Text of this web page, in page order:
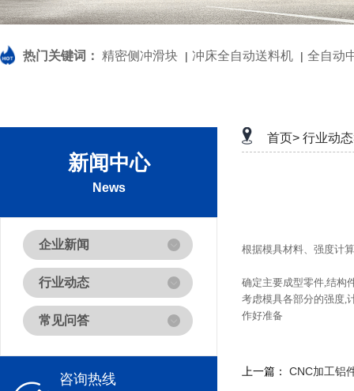
热门关键词： 精密侧冲滑块 | 冲床全自动送料机 | 全自动
新闻中心
News
企业新闻
行业动态
常见问答
咨询热线
首页> 行业动
根据模具材料、强度计
确定主要成型零件,结构
考虑模具各部分的强度,
作好准备
上一篇： CNC加工铝